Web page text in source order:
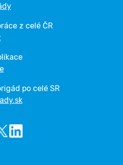
z celé ČR
po celé SR